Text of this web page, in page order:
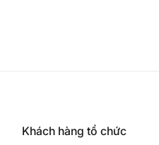
Khách hàng tổ chức